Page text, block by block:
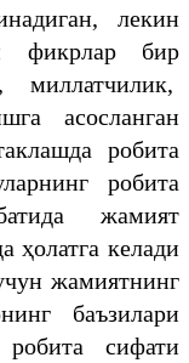
лекин
фикрлар бир
миллатчилик,
асосланган
робита
робита
жамият
ҳолатга келади
жамиятнинг
баъзилари
сифати